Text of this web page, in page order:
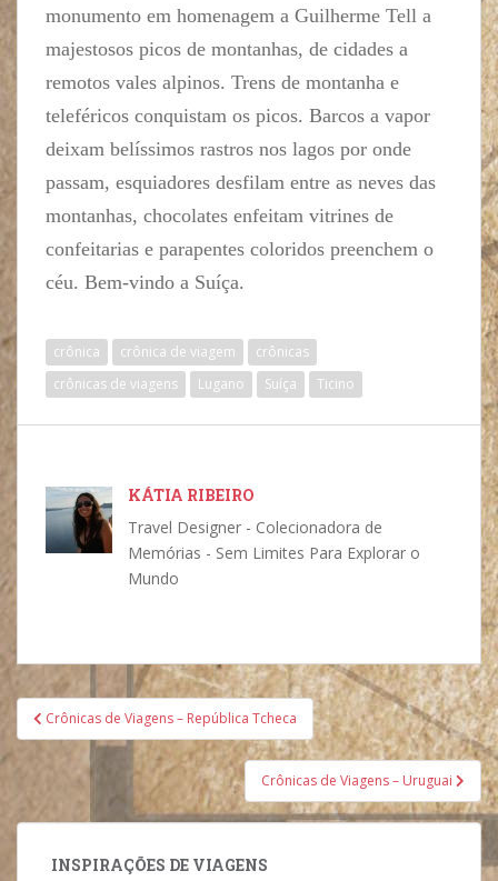
monumento em homenagem a Guilherme Tell a
majestosos picos de montanhas, de cidades a
remotos vales alpinos. Trens de montanha e
teleféricos conquistam os picos. Barcos a vapor
deixam belíssimos rastros nos lagos por onde
passam, esquiadores desfilam entre as neves das
montanhas, chocolates enfeitam vitrines de
confeitarias e parapentes coloridos preenchem o
céu. Bem-vindo a Suíça.
crônica crônica de viagem
crônicas
crônicas de viagens
Lugano Suíça Ticino
KÁTIA RIBEIRO
Travel Designer - Colecionadora de
Memórias - Sem Limites Para Explorar o
Mundo
Navegação
de
Post
Crônicas de Viagens – República Tcheca
Crônicas de Viagens – Uruguai
INSPIRAÇÕES DE VIAGENS